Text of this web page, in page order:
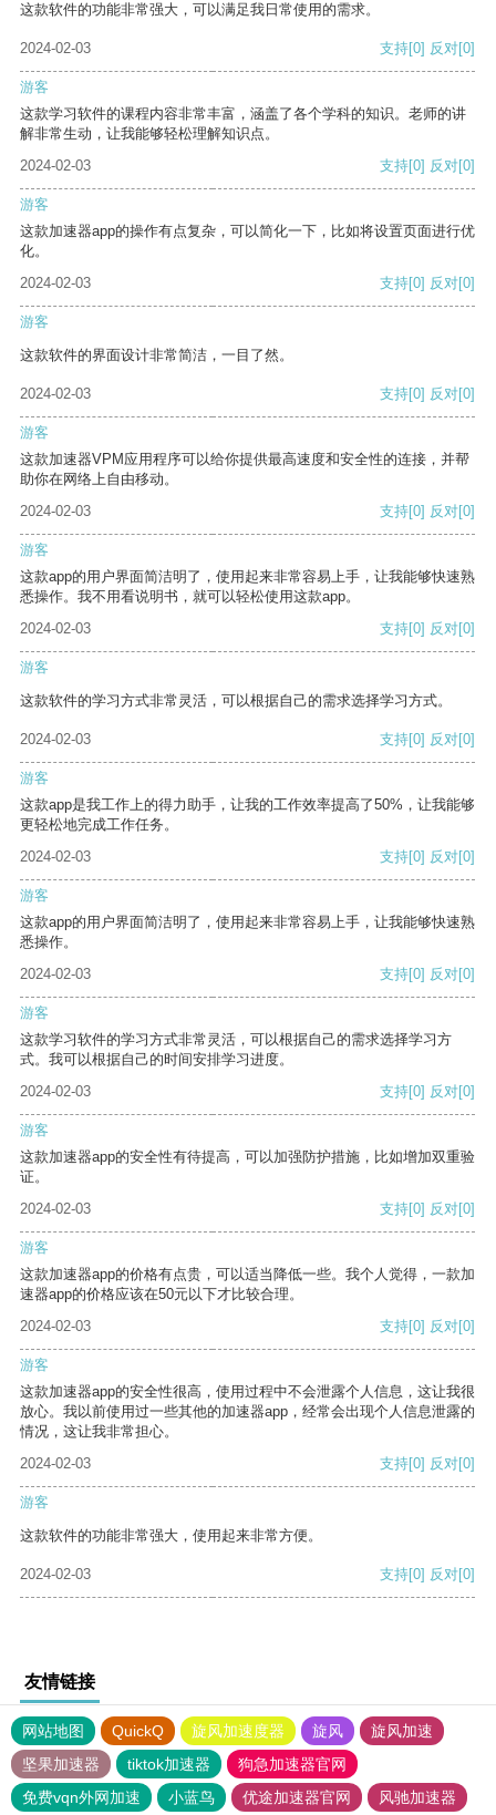
这款软件的功能非常强大，可以满足我日常使用的需求。
2024-02-03 支持[0] 反对[0]
游客
这款学习软件的课程内容非常丰富，涵盖了各个学科的知识。老师的讲
解非常生动，让我能够轻松理解知识点。
2024-02-03
支持[0] 反对[0]
游客
这款加速器app的操作有点复杂，可以简化一下，比如将设置页面进行优
化。
2024-02-03
支持[0] 反对[0]
游客
这款软件的界面设计非常简洁，一目了然。
2024-02-03 支持[0] 反对[0]
游客
这款加速器VPM应用程序可以给你提供最高速度和安全性的连接，并帮
助你在网络上自由移动。
2024-02-03
支持[0] 反对[0]
游客
这款app的用户界面简洁明了，使用起来非常容易上手，让我能够快速熟
悉操作。我不用看说明书，就可以轻松使用这款app。
2024-02-03
支持[0] 反对[0]
游客
这款软件的学习方式非常灵活，可以根据自己的需求选择学习方式。
2024-02-03 支持[0] 反对[0]
游客
这款app是我工作上的得力助手，让我的工作效率提高了50%，让我能够
更轻松地完成工作任务。
2024-02-03
支持[0] 反对[0]
游客
这款app的用户界面简洁明了，使用起来非常容易上手，让我能够快速熟
悉操作。
2024-02-03
支持[0] 反对[0]
游客
这款学习软件的学习方式非常灵活，可以根据自己的需求选择学习方
式。我可以根据自己的时间安排学习进度。
2024-02-03
支持[0] 反对[0]
游客
这款加速器app的安全性有待提高，可以加强防护措施，比如增加双重验
证。
2024-02-03
支持[0] 反对[0]
游客
这款加速器app的价格有点贵，可以适当降低一些。我个人觉得，一款加
速器app的价格应该在50元以下才比较合理。
2024-02-03
支持[0] 反对[0]
游客
这款加速器app的安全性很高，使用过程中不会泄露个人信息，这让我很
放心。我以前使用过一些其他的加速器app，经常会出现个人信息泄露的
情况，这让我非常担心。
2024-02-03
支持[0] 反对[0]
游客
这款软件的功能非常强大，使用起来非常方便。
2024-02-03 支持[0] 反对[0]
友情链接
网站地图 QuickQ 旋风加速度器 旋风
旋风加速
坚果加速器
tiktok加速器
狗急加速器官网
免费vqn外网加速
小蓝鸟 优途加速器官网 风驰加速器